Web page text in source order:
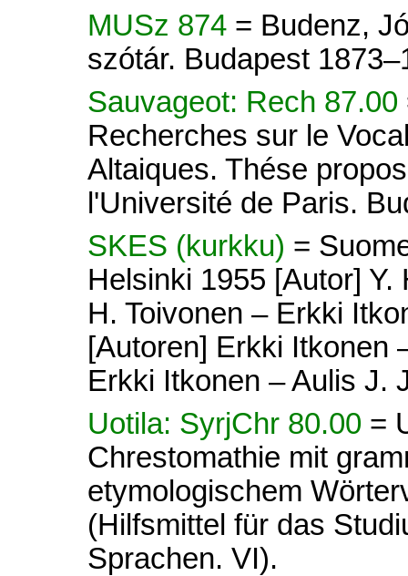
MUSz 874 = Budenz,
szótár. Budapest
Sauvageot: Rech 87.00
Recherches sur le
Altaiques. Thése
l'Université de Paris.
SKES (kurkku) =
Helsinki 1955 [Autor] Y.
H. Toivonen – Erkki
[Autoren] Erkki Itkonen
Erkki Itkonen – Aulis J.
Uotila: SyrjChr 80.00 =
Chrestomathie mit
etymologischem
(Hilfsmittel für das
Sprachen. VI).